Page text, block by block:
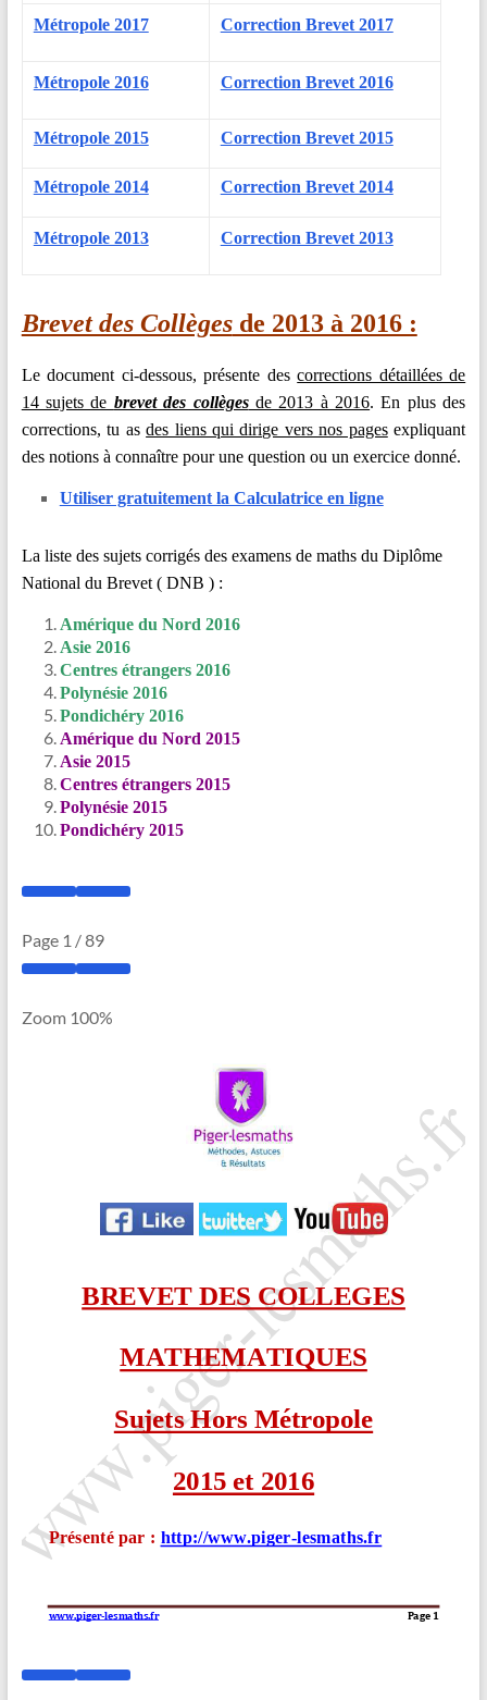
Métropole 2017 Correction Brevet 2017
Métropole 2016 Correction Brevet 2016
Métropole 2015 Correction Brevet 2015
Métropole 2014 Correction Brevet 2014
Métropole 2013 Correction Brevet 2013
Brevet des Collègesde 2013 à 2016 :
Le document ci-dessous, présente descorrections détaillées de
14 sujets de brevet des collègesde 2013 à 2016. En plus des
corrections, tu asdes liens qui dirige vers nos pagesexpliquant
des notions à connaître pour une question ou un exercice donné.
Utiliser gratuitement la Calculatrice en ligne
La liste des sujets corrigés des examens de maths du Diplôme
National du Brevet ( DNB ) :
Amérique du Nord 2016
Asie 2016
Centres étrangers 2016
Polynésie 2016
Pondichéry 2016
Amérique du Nord 2015
Asie 2015
Centres étrangers 2015
Polynésie 2015
Pondichéry 2015
Page 1 /89
Zoom 100%